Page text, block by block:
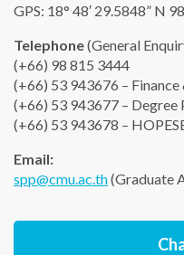
GPS: 18° 48′ 29.5848” N
Telephone(General
(+66) 98 815 3444
(+66) 53 943676 – Finance
(+66) 53 943677 – Degree
(+66) 53 943678 –
Email:
spp@cmu.ac.th(Graduate